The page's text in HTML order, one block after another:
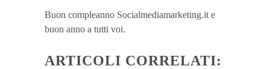
Buon compleanno Socialmediamarketing.it e
buon anno a tutti voi.
ARTICOLI CORRELATI: